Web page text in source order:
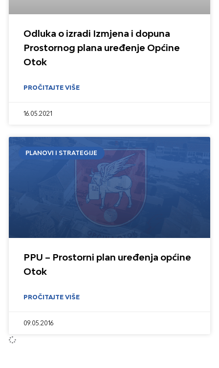
Odluka o izradi Izmjena i dopuna
Prostornog plana uređenje Općine
Otok
PROČITAJTE VIŠE
16.05.2021
PLANOVI I STRATEGIJE
PPU – Prostorni plan uređenja općine
Otok
PROČITAJTE VIŠE
09.05.2016